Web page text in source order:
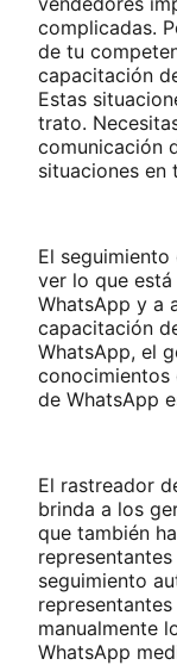
complicadas.
de tu
capacitación
Estas
trato.
comunicación
situaciones en
El
ver lo que
WhatsApp y a
capacitación
WhatsApp, el
conocimientos
de WhatsApp
El rastreador
brinda a los
que también
seguimiento
manualmente
WhatsApp